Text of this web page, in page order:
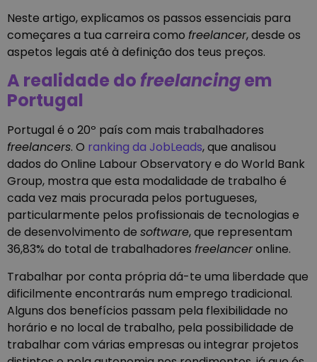
Neste artigo, explicamos os passos essenciais para
começares a tua carreira como freelancer, desde os
aspetos legais até à definição dos teus preços.
A realidade do freelancingem
Portugal
Portugal é o 20º país com mais trabalhadores
freelancers. O ranking da JobLeads, que analisou
dados do Online Labour Observatory e do World Bank
Group, mostra que esta modalidade de trabalho é
cada vez mais procurada pelos portugueses,
particularmente pelos profissionais de tecnologias e
de desenvolvimento de software, que representam
36,83% do total de trabalhadores freelanceronline.
Trabalhar por conta própria dá-te uma liberdade que
dificilmente encontrarás num emprego tradicional.
Alguns dos benefícios passam pela flexibilidade no
horário e no local de trabalho, pela possibilidade de
trabalhar com várias empresas ou integrar projetos